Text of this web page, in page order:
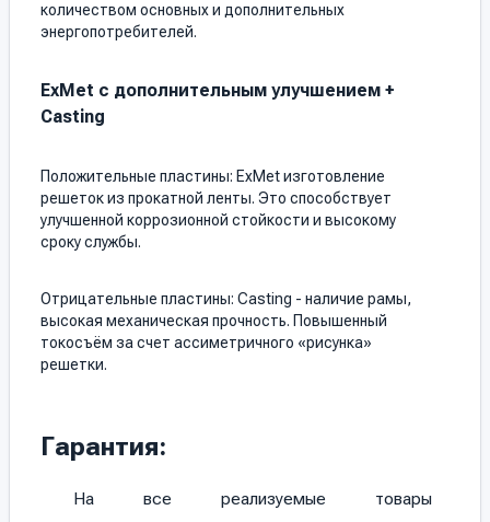
количеством основных и дополнительных
энергопотребителей.
ExMet с дополнительным улучшением +
Casting
Положительные пластины: ExMet изготовление
решеток из прокатной ленты. Это способствует
улучшенной коррозионной стойкости и высокому
сроку службы.
Отрицательные пластины: Сasting - наличие рамы,
высокая механическая прочность. Повышенный
токосъём за счет ассиметричного «рисунка»
решетки.
Гарантия:
На все реализуемые товары